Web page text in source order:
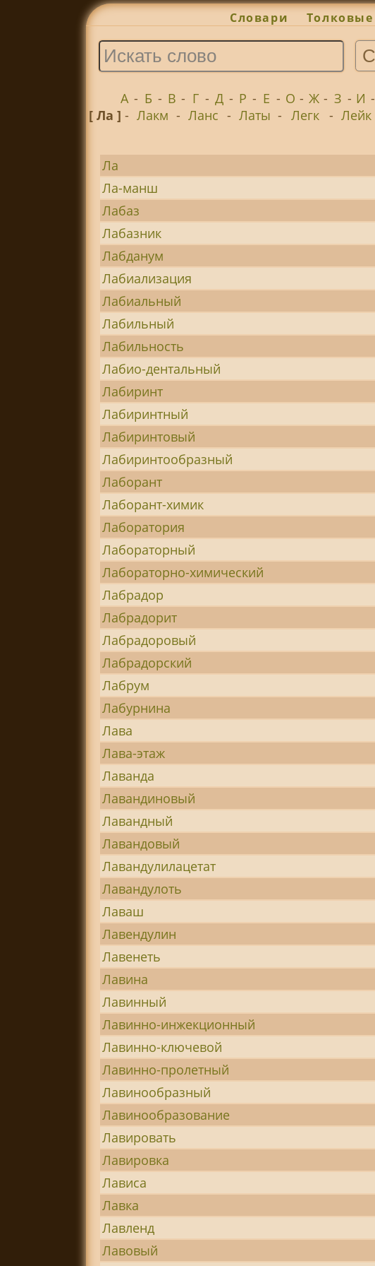
Словари Толковые
А - Б - В - Г - Д - Р - Е - О - Ж - З - И -
[ Ла ]- Лакм - Ланс - Латы - Легк - Лейк
Ла
Ла-манш
Лабаз
Лабазник
Лабданум
Лабиализация
Лабиальный
Лабильный
Лабильность
Лабио-дентальный
Лабиринт
Лабиринтный
Лабиринтовый
Лабиринтообразный
Лаборант
Лаборант-химик
Лаборатория
Лабораторный
Лабораторно-химический
Лабрадор
Лабрадорит
Лабрадоровый
Лабрадорский
Лабрум
Лабурнина
Лава
Лава-этаж
Лаванда
Лавандиновый
Лавандный
Лавандовый
Лавандулилацетат
Лавандулоть
Лаваш
Лавендулин
Лавенеть
Лавина
Лавинный
Лавинно-инжекционный
Лавинно-ключевой
Лавинно-пролетный
Лавинообразный
Лавинообразование
Лавировать
Лавировка
Лависа
Лавка
Лавленд
Лавовый